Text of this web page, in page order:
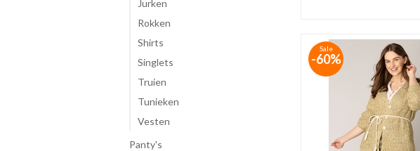
Jurken
Rokken
Shirts
Singlets
Truien
Tunieken
Vesten
panty's
Sale
-60%